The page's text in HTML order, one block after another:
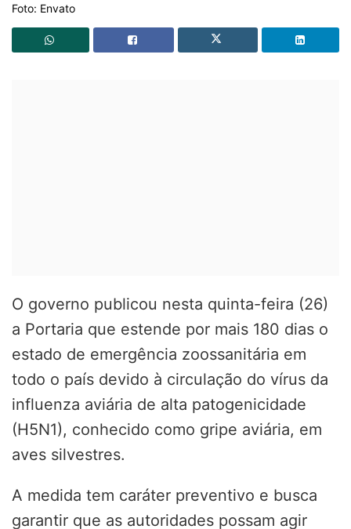
Foto: Envato
O governo publicou nesta quinta-feira (26)
a Portaria que estende por mais 180 dias o
estado de emergência zoossanitária em
todo o país devido à circulação do vírus da
influenza aviária de alta patogenicidade
(H5N1), conhecido como gripe aviária, em
aves silvestres.
A medida tem caráter preventivo e busca
garantir que as autoridades possam agir